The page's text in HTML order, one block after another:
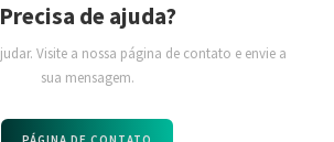
Precisa de ajuda?
Visite a nossa página de contato e envie a
sua mensagem.